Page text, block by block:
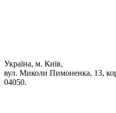
Україна, м. Київ,
вул. Миколи Пимоненка, 13,
04050.